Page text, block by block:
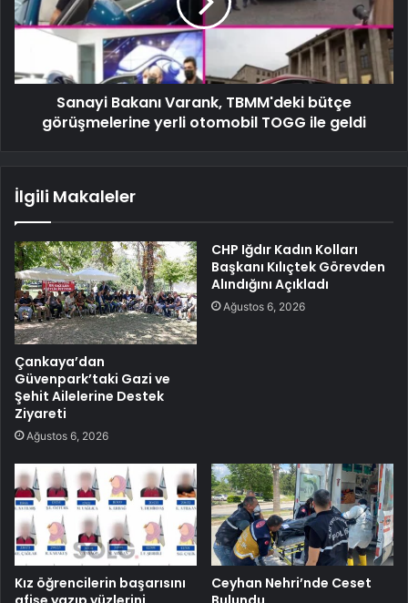
Sanayi Bakanı Varank, TBMM'deki bütçe
görüşmelerine yerli otomobil TOGG ile geldi
İlgili Makaleler
Çankaya’dan
Güvenpark’taki Gazi ve
Şehit Ailelerine Destek
Ziyareti
Ağustos 6, 2026
CHP Iğdır Kadın Kolları
Başkanı Kılıçtek Görevden
Alındığını Açıkladı
Ağustos 6, 2026
Kız öğrencilerin başarısını
Ceyhan Nehri’nde Ceset